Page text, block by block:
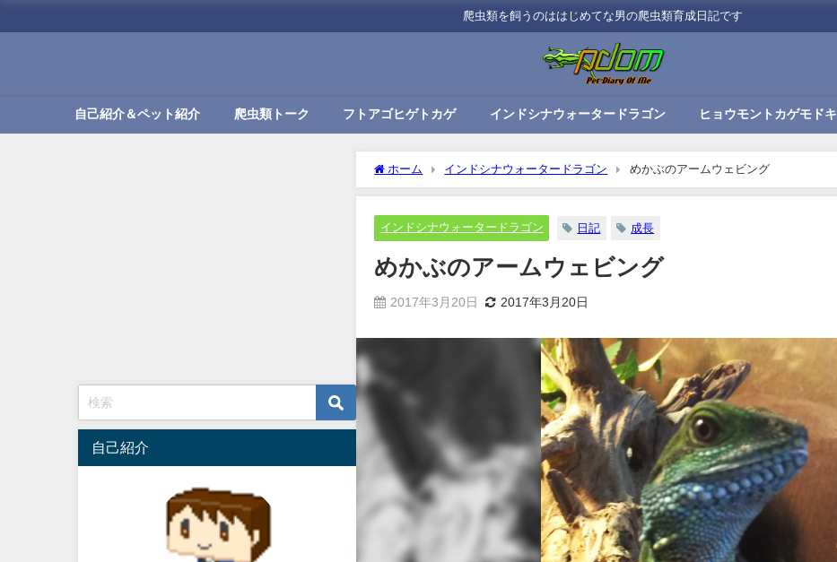
爬虫類を飼うのははじめてな男の爬虫類育成日記です
自己紹介＆ペット紹介 爬虫類トーク フトアゴヒゲトカゲ インドシナウォータードラゴン ヒョウモントカゲモドキ
ホーム インドシナウォータードラゴン めかぶのアームウェビング
インドシナウォータードラゴン 日記 成長
めかぶのアームウェビング
2017年3月20日 2017年3月20日
自己紹介